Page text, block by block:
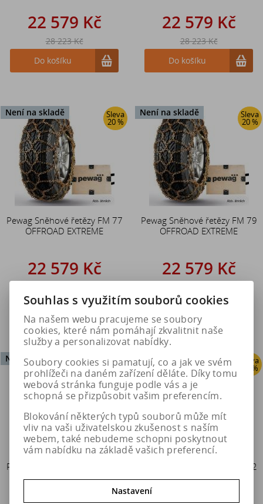
22 579 Kč
28 223 Kč
Do košíku
22 579 Kč
28 223 Kč
Do košíku
Není na skladě Sleva
20 %
Pewag Sněhové řetězy FM 77
OFFROAD EXTREME
22 579 Kč
Do košíku
Není na skladě Sleva
20 %
Pewag Sněhové řetězy FM 79
OFFROAD EXTREME
22 579 Kč
Do košíku
Není na skladě Sleva
20 %
Pewag Sněhové řetězy FM 80
OFFROAD EXTREME
Není na skladě Sleva
20 %
Pewag Sněhové řetězy FM 82
OFFROAD EXTREME
Souhlas s využitím souborů cookies
Na našem webu pracujeme se soubory
cookies, které nám pomáhají zkvalitnit naše
služby a personalizovat nabídky.
Soubory cookies si pamatují, co a jak ve svém
prohlížeči na daném zařízení děláte. Díky tomu
webová stránka funguje podle vás a je
schopná se přizpůsobit vašim preferencím.
Blokování některých typů souborů může mít
vliv na vaši uživatelskou zkušenost s naším
webem, také nebudeme schopni poskytnout
vám nabídku na základě vašich preferencí.
Nastavení